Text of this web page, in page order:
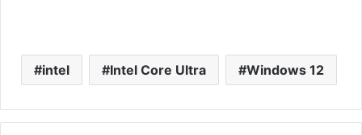
intel Intel Core Ultra Windows 12